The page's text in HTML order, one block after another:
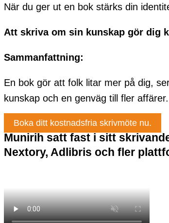
När du ger ut en bok stärks din
Att skriva om sin kunskap gör dig
Sammanfattning:
En bok gör att folk litar mer på dig,
kunskap och en genväg till fler affärer.
Boka ditt kostnadsfria skrivmöte nu.
Munirih satt fast i sitt
Nextory, Adlibris och fler